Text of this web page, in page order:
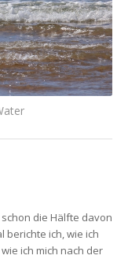
die Hälfte davon
berichte ich, wie ich
ich mich nach der